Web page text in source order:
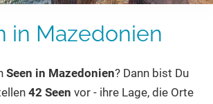
in Mazedonien
Seen in Mazedonien? Dann bist Du
42 Seen vor - ihre Lage, die Orte